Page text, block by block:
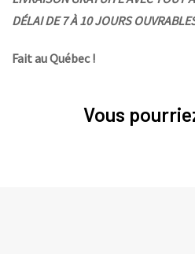
DÉLAI DE 7 À 10 JOURS
Fait au Québec !
Vous